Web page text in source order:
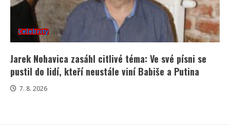
Celebrity
Jarek Nohavica zasáhl citlivé téma: Ve své písni se
pustil do lidí, kteří neustále viní Babiše a Putina
7. 8. 2026